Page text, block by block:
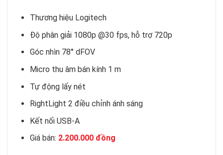
Thương hiệu Logitech
Độ phân giải 1080p @30 fps, hỗ trợ 720p
Góc nhìn 78° dFOV
Micro thu âm bán kính 1 m
Tự động lấy nét
RightLight 2 điều chỉnh ánh sáng
Kết nối USB-A
Giá bán: 2.200.000 đồng